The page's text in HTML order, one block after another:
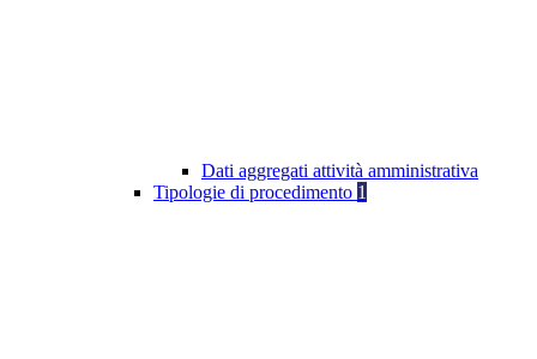
Dati aggregati attività amministrativa
Tipologie di procedimento 1